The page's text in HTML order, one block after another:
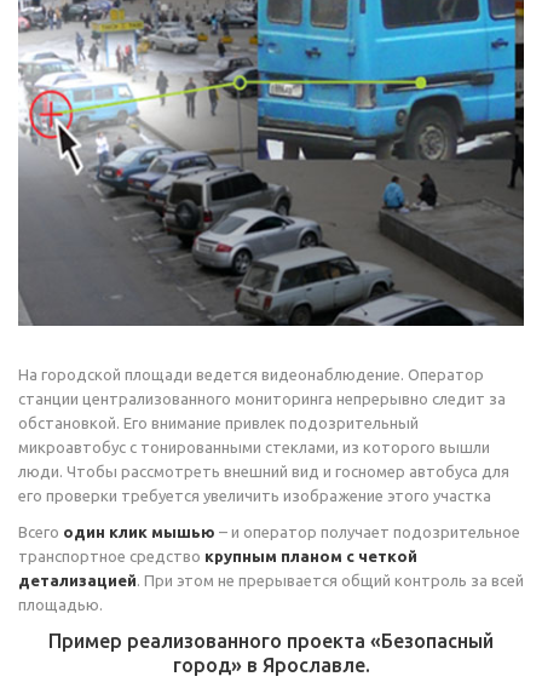
На городской площади ведется видеонаблюдение. Оператор
станции централизованного мониторинга непрерывно следит за
обстановкой. Его внимание привлек подозрительный
микроавтобус с тонированными стеклами, из которого вышли
люди. Чтобы рассмотреть внешний вид и госномер автобуса для
его проверки требуется увеличить изображение этого участка
Всего один клик мышью – и оператор получает подозрительное
транспортное средство крупным планом с четкой
детализацией. При этом не прерывается общий контроль за всей
площадью.
Пример реализованного проекта «Безопасный
город» в Ярославле.